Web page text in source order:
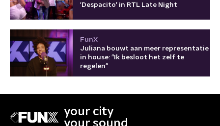
'Despacito' in RTL Late Night
FunX
Juliana bouwt aan meer representatie
in house: "Ik besloot het zelf te
regelen"
your city
your sound